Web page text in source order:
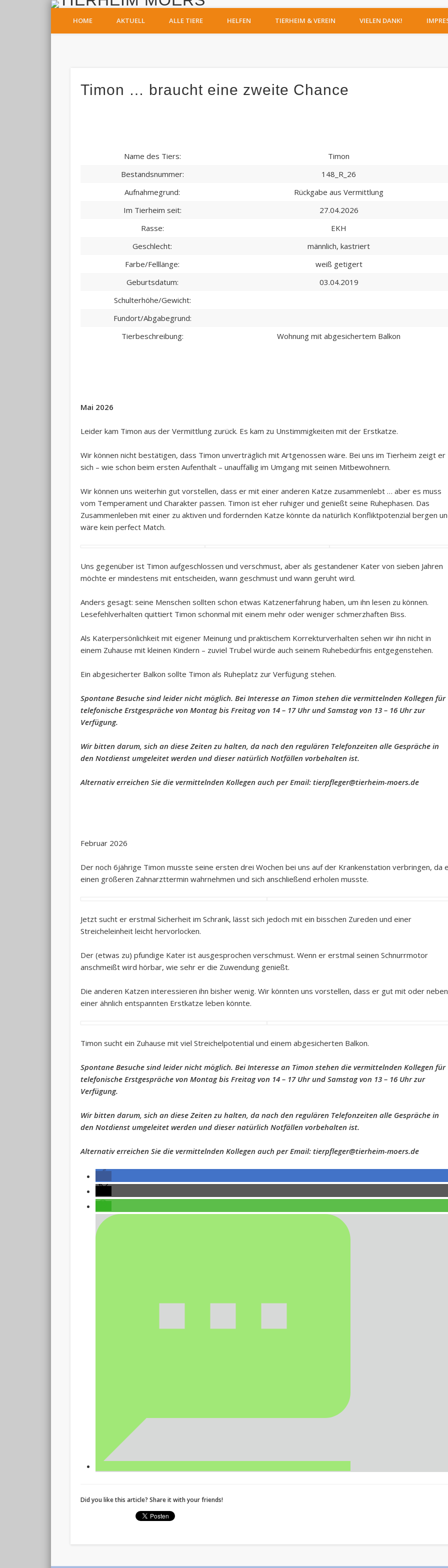
HOME AKTUELL ALLE TIERE HELFEN TIERHEIM & VEREIN VIELEN DANK!
Timon … braucht eine zweite Chance
Name des Tiers:
Timon
Bestandsnummer:
148_R_26
Aufnahmegrund:
Rückgabe aus Vermittlung
Im Tierheim seit:
27.04.2026
Rasse:
EKH
Geschlecht:
männlich, kastriert
Farbe/Felllänge:
weiß getigert
Geburtsdatum:
03.04.2019
Schulterhöhe/Gewicht:
Fundort/Abgabegrund:
Tierbeschreibung:
Wohnung mit abgesichertem Balkon
Mai 2026
Leider kam Timon aus der Vermittlung zurück. Es kam zu Unstimmigkeiten mit der Erstkatze.
Wir können nicht bestätigen, dass Timon unverträglich mit Artgenossen wäre. Bei uns im Tierheim zeigt er
sich – wie schon beim ersten Aufenthalt – unauffällig im Umgang mit seinen Mitbewohnern.
Wir können uns weiterhin gut vorstellen, dass er mit einer anderen Katze zusammenlebt … aber es muss
vom Temperament und Charakter passen. Timon ist eher ruhiger und genießt seine Ruhephasen. Das
Zusammenleben mit einer zu aktiven und fordernden Katze könnte da natürlich Konfliktpotenzial bergen
wäre kein perfect Match.
Uns gegenüber ist Timon aufgeschlossen und verschmust, aber als gestandener Kater von sieben Jahren
möchte er mindestens mit entscheiden, wann geschmust und wann geruht wird.
Anders gesagt: seine Menschen sollten schon etwas Katzenerfahrung haben, um ihn lesen zu können.
Lesefehlverhalten quittiert Timon schonmal mit einem mehr oder weniger schmerzhaften Biss.
Als Katerpersönlichkeit mit eigener Meinung und praktischem Korrekturverhalten sehen wir ihn nicht in
einem Zuhause mit kleinen Kindern – zuviel Trubel würde auch seinem Ruhebedürfnis entgegenstehen.
Ein abgesicherter Balkon sollte Timon als Ruheplatz zur Verfügung stehen.
Spontane Besuche sind leider nicht möglich. Bei Interesse an Timon stehen die vermittelnden Kollegen für
telefonische Erstgespräche von Montag bis Freitag von 14 – 17 Uhr und Samstag von 13 – 16 Uhr zur
Verfügung.
Wir bitten darum, sich an diese Zeiten zu halten, da nach den regulären Telefonzeiten alle Gespräche in
den Notdienst umgeleitet werden und dieser natürlich Notfällen vorbehalten ist.
Alternativ erreichen Sie die vermittelnden Kollegen auch per Email: tierpfleger@tierheim-moers.de
Februar 2026
Der noch 6jährige Timon musste seine ersten drei Wochen bei uns auf der Krankenstation verbringen, da
einen größeren Zahnarzttermin wahrnehmen und sich anschließend erholen musste.
Jetzt sucht er erstmal Sicherheit im Schrank, lässt sich jedoch mit ein bisschen Zureden und einer
Streicheleinheit leicht hervorlocken.
Der (etwas zu) pfundige Kater ist ausgesprochen verschmust. Wenn er erstmal seinen Schnurrmotor
anschmeißt wird hörbar, wie sehr er die Zuwendung genießt.
Die anderen Katzen interessieren ihn bisher wenig. Wir könnten uns vorstellen, dass er gut mit oder neben
einer ähnlich entspannten Erstkatze leben könnte.
Timon sucht ein Zuhause mit viel Streichelpotential und einem abgesicherten Balkon.
Spontane Besuche sind leider nicht möglich. Bei Interesse an Timon stehen die vermittelnden Kollegen für
telefonische Erstgespräche von Montag bis Freitag von 14 – 17 Uhr und Samstag von 13 – 16 Uhr zur
Verfügung.
Wir bitten darum, sich an diese Zeiten zu halten, da nach den regulären Telefonzeiten alle Gespräche in
den Notdienst umgeleitet werden und dieser natürlich Notfällen vorbehalten ist.
Alternativ erreichen Sie die vermittelnden Kollegen auch per Email: tierpfleger@tierheim-moers.de
Did you like this article? Share it with your friends!